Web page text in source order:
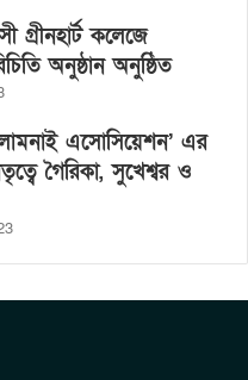
কলেজে
অনুষ্ঠান অনুষ্ঠিত
এসোসিয়েশন’ এর
গৈরিকা, সুখেশ্বর ও